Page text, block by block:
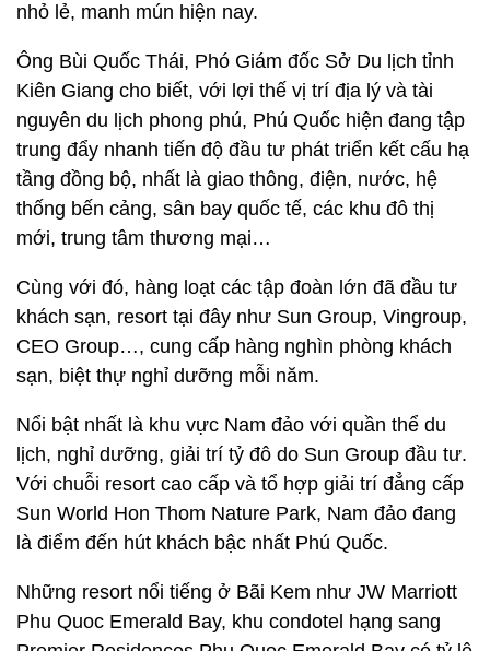
nhỏ lẻ, manh mún hiện nay.
Ông Bùi Quốc Thái, Phó Giám đốc Sở Du lịch tỉnh
Kiên Giang cho biết, với lợi thế vị trí địa lý và tài
nguyên du lịch phong phú, Phú Quốc hiện đang tập
trung đẩy nhanh tiến độ đầu tư phát triển kết cấu hạ
tầng đồng bộ, nhất là giao thông, điện, nước, hệ
thống bến cảng, sân bay quốc tế, các khu đô thị
mới, trung tâm thương mại…
Cùng với đó, hàng loạt các tập đoàn lớn đã đầu tư
khách sạn, resort tại đây như Sun Group, Vingroup,
CEO Group…, cung cấp hàng nghìn phòng khách
sạn, biệt thự nghỉ dưỡng mỗi năm.
Nổi bật nhất là khu vực Nam đảo với quần thể du
lịch, nghỉ dưỡng, giải trí tỷ đô do Sun Group đầu tư.
Với chuỗi resort cao cấp và tổ hợp giải trí đẳng cấp
Sun World Hon Thom Nature Park, Nam đảo đang
là điểm đến hút khách bậc nhất Phú Quốc.
Những resort nổi tiếng ở Bãi Kem như JW Marriott
Phu Quoc Emerald Bay, khu condotel hạng sang